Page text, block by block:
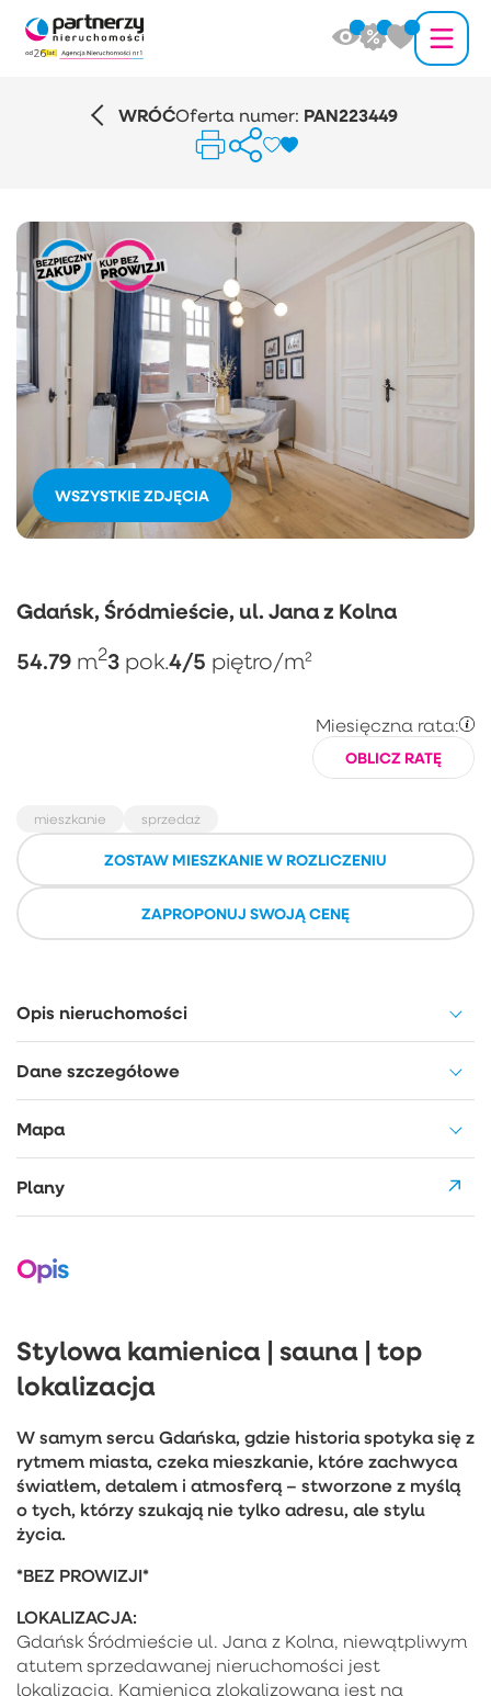
WRÓĆOferta numer: PAN223449
WSZYSTKIE ZDJĘCIA
Gdańsk, Śródmieście, ul. Jana z Kolna
54.79 m23 pok.4/5 piętro/m²
Miesięczna rata:
OBLICZ RATĘ
mieszkanie sprzedaż
ZOSTAW MIESZKANIE W ROZLICZENIU
ZAPROPONUJ SWOJĄ CENĘ
Opis nieruchomości
Dane szczegółowe
Mapa
Plany
Opis
Stylowa kamienica | sauna | top
lokalizacja
W samym sercu Gdańska, gdzie historia spotyka się z
rytmem miasta, czeka mieszkanie, które zachwyca
światłem, detalem i atmosferą – stworzone z myślą
o tych, którzy szukają nie tylko adresu, ale stylu
życia.
*BEZ PROWIZJI*
LOKALIZACJA:
Gdańsk Śródmieście ul. Jana z Kolna, niewątpliwym
atutem sprzedawanej nieruchomości jest
lokalizacja. Kamienica zlokalizowana jest na